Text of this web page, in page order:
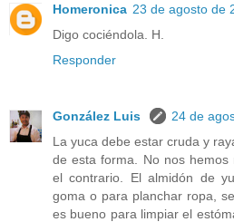
Homeronica 23 de agosto de
Digo cociéndola. H.
Responder
González Luis
24 de
La yuca debe estar cruda y
de esta forma. No nos
el contrario. El almidón de
goma o para planchar ropa,
es bueno para limpiar el